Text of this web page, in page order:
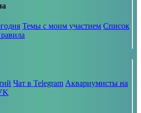
Темы с моим участием Список
Чат в Telegram Аквариумисты на